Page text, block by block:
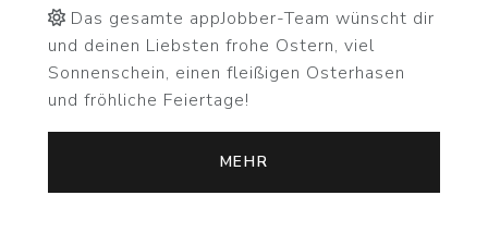
Das gesamte appJobber-Team wünscht dir
und deinen Liebsten frohe Ostern, viel
Sonnenschein, einen fleißigen Osterhasen
und fröhliche Feiertage!
MEHR